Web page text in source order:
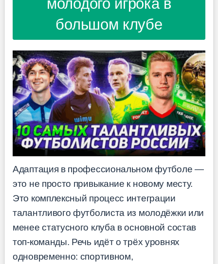
молодого игрока в
большом клубе
Адаптация в профессиональном футболе —
это не просто привыкание к новому месту.
Это комплексный процесс интеграции
талантливого футболиста из молодёжки или
менее статусного клуба в основной состав
топ-команды. Речь идёт о трёх уровнях
одновременно: спортивном,